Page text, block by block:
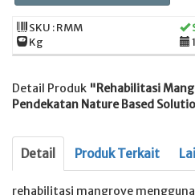
SKU : RMM
Kg
Detail Produk "Rehabilitasi
Pendekatan Nature Based
Detail Produk Terkait
rehabilitasi mangrove